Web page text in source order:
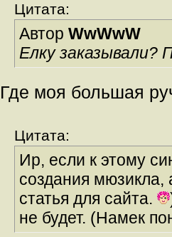
Цитата:
Автор WwWwW
Елку заказывали?
Где моя большая
Цитата:
Ир, если к этому
создания мюзикла,
статья для сайта.
не будет. (Намек